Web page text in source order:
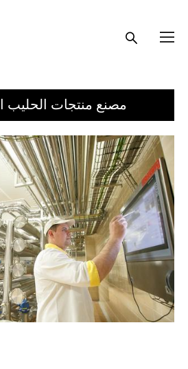
مصنع منتجات الحليب